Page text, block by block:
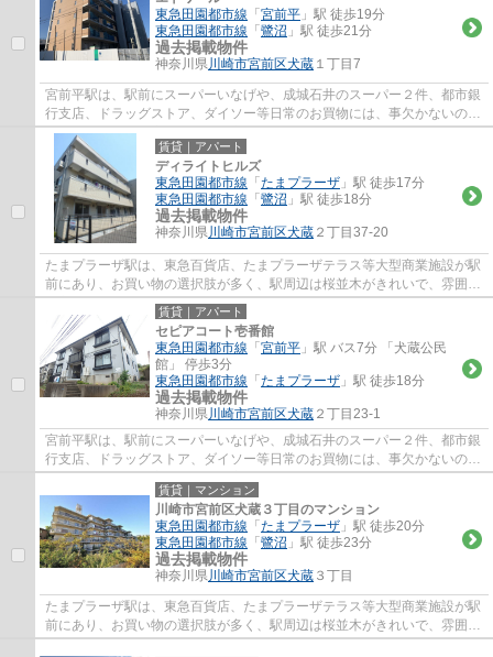
東急田園都市線 「 宮前平 」駅 徒歩19分
東急田園都市線 「 鷺沼 」駅 徒歩21分
過去掲載物件
神奈川県川崎市宮前区犬蔵 １丁目7
宮前平駅は、駅前にスーパーいなげや、成城石井のスーパー２件、都市銀
行支店、ドラッグストア、ダイソー等日常のお買物には、事欠かないの
と、駅北側には、宮前区役所、宮前図書館、...
賃貸｜アパート
ディライトヒルズ
東急田園都市線 「 たまプラーザ 」駅 徒歩17分
東急田園都市線 「 鷺沼 」駅 徒歩18分
過去掲載物件
神奈川県川崎市宮前区犬蔵 ２丁目37-20
たまプラーザ駅は、東急百貨店、たまプラーザテラス等大型商業施設が駅
前にあり、お買い物の選択肢が多く、駅周辺は桜並木がきれいで、雰囲気
が良くとても人気の駅です。駅徒歩５分の...
賃貸｜アパート
セピアコート壱番館
東急田園都市線 「 宮前平 」駅 バス7分 「犬蔵公民
館」 停歩3分
東急田園都市線 「 たまプラーザ 」駅 徒歩18分
過去掲載物件
神奈川県川崎市宮前区犬蔵 ２丁目23-1
宮前平駅は、駅前にスーパーいなげや、成城石井のスーパー２件、都市銀
行支店、ドラッグストア、ダイソー等日常のお買物には、事欠かないの
と、駅北側には、宮前区役所、宮前図書館、...
賃貸｜マンション
川崎市宮前区犬蔵３丁目のマンション
東急田園都市線 「 たまプラーザ 」駅 徒歩20分
東急田園都市線 「 鷺沼 」駅 徒歩23分
過去掲載物件
神奈川県川崎市宮前区犬蔵 ３丁目
たまプラーザ駅は、東急百貨店、たまプラーザテラス等大型商業施設が駅
前にあり、お買い物の選択肢が多く、駅周辺は桜並木がきれいで、雰囲気
が良くとても人気の駅です。駅徒歩５分の...